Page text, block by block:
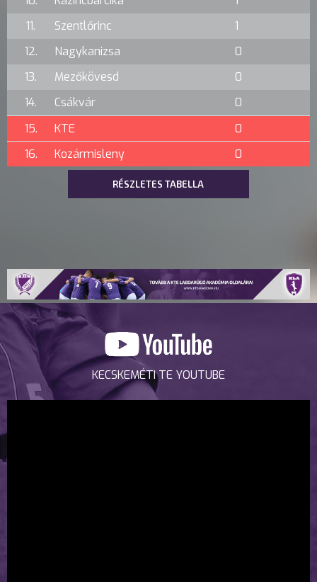
11.
Szentlőrinc
1
12.
Nagykanizsa
0
13.
Mezőkövesd
0
14.
Csákvár
0
15.
KTE
0
16.
Kozármisleny 0
RÉSZLETES TABELLA
KECSKEMÉTI TE YOUTUBE